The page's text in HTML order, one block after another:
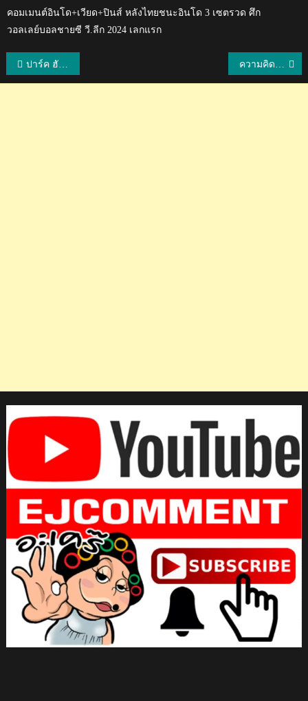
คอมเมนต์อินโด+เวียด+ปินส์ หลังไทยชนะอินโด 3 เซตรวด ศึก
วอลเลย์บอลชายซี วี.ลีก 2024 เลกแรก
แนะแนว
ปาร์ค ฮัง ซอ : ตอนนี้เวียดนามไม่ได้กลัวไทยแล้ว เป้าหมายต่อไปคือเกาหลีใต้และญี่ปุ่น